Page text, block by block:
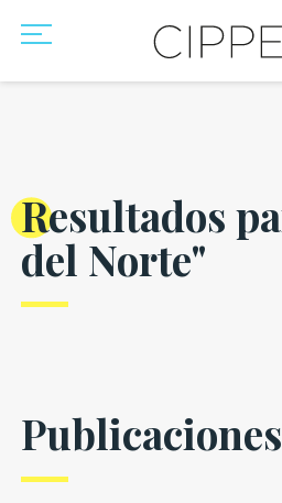
Resultados
del Norte"
Publicaciones